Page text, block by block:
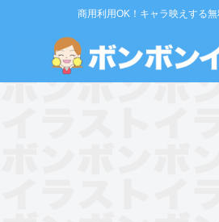
商用利用OK！キャラ映えする